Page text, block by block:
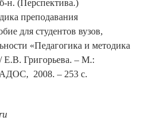
н. (Перспектива.)
преподавания
для студентов вузов,
«Педагогика и методика
Е.В. Григорьева. – М.:
2008. – 253 с.